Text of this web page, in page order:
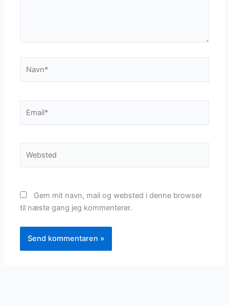
Gem mit navn, mail og websted i denne browser
til næste gang jeg kommenterer.